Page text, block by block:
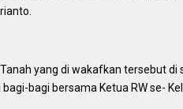
yang di wakafkan tersebut di
bagi bersama Ketua RW se-